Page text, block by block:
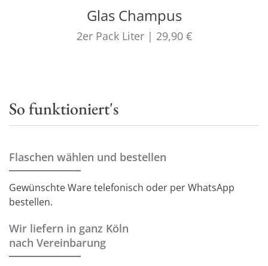
Glas Champus
2er Pack Liter | 29,90 €
So funktioniert's
Flaschen wählen und bestellen
Gewünschte Ware telefonisch oder per WhatsApp
bestellen.
Wir liefern in ganz Köln
nach Vereinbarung